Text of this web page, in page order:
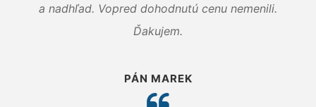
a nadhľad. Vopred dohodnutú cenu nemenili.
Ďakujem.
PÁN MAREK